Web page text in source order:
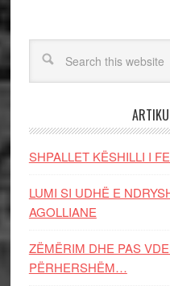
SHPALLET KËSHILLI I
LUMI SI UDHË E
AGOLLIANE
ZËMËRIM DHE PAS
PËRHERSHËM…